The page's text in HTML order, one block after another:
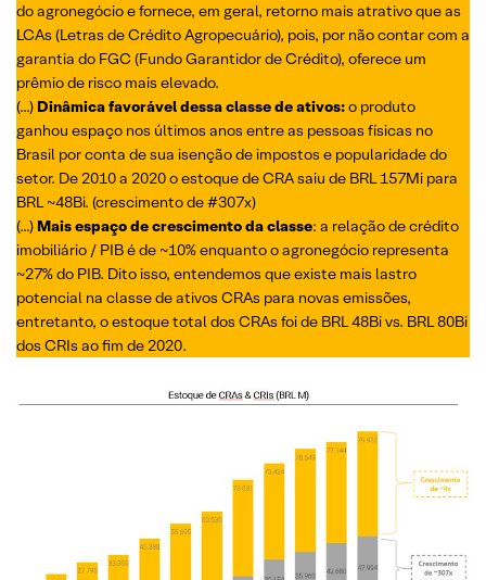
do agronegócio e fornece, em geral, retorno mais atrativo que as
LCAs (Letras de Crédito Agropecuário), pois, por não contar com a
garantia do FGC (Fundo Garantidor de Crédito), oferece um
prêmio de risco mais elevado.
(…) Dinâmica favorável dessa classe de ativos:o produto
ganhou espaço nos últimos anos entre as pessoas físicas no
Brasil por conta de sua isenção de impostos e popularidade do
setor. De 2010 a 2020 o estoque de CRA saiu de BRL 157Mi para
BRL ~48Bi. (crescimento de #307x)
(…) Mais espaço de crescimento da classe: a relação de crédito
imobiliário / PIB é de ~10% enquanto o agronegócio representa
~27% do PIB. Dito isso, entendemos que existe mais lastro
potencial na classe de ativos CRAs para novas emissões,
entretanto, o estoque total dos CRAs foi de BRL 48Bi vs. BRL 80Bi
dos CRIs ao fim de 2020.